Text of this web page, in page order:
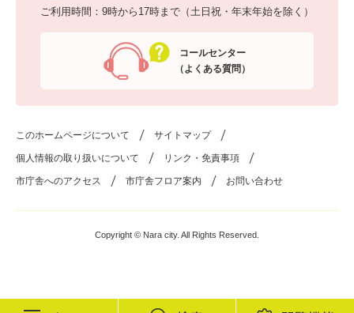
ご利用時間：9時から17時まで（土日祝・年末年始を除く）
コールセンター
（よくある質問）
このホームページについて サイトマップ
個人情報の取り扱いについて リンク・免責事項
市庁舎へのアクセス 市庁舎フロア案内 お問い合わせ
Copyright © Nara city. All Rights Reserved.